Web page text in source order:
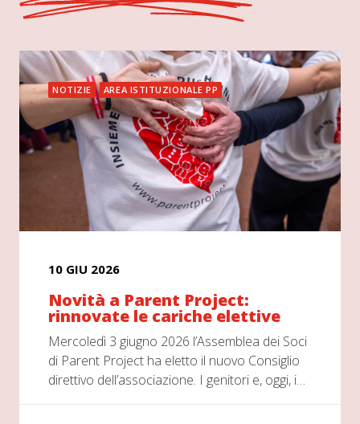
NOTIZIE AREA ISTITUZIONALE PP
10 GIU 2026
Novità a Parent Project:
rinnovate le cariche elettive
Mercoledì 3 giugno 2026 l’Assemblea dei Soci
di Parent Project ha eletto il nuovo Consiglio
direttivo dell’associazione. I genitori e, oggi, i…